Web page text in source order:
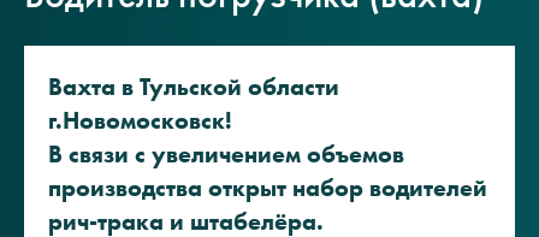
Вахта в Тульской области
г.Новомосковск!
В связи с увеличением объемов
производства открыт набор водителей
рич-трака и штабелёра.